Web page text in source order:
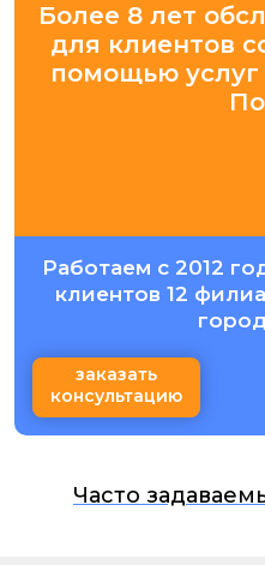
Более 8 лет
для клиентов
помощью
Работаем с 2012
клиентов 12
заказать
консультацию
Часто